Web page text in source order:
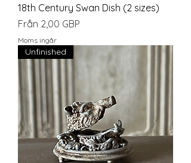
18th Century Swan Dish (2 sizes)
Från 2,00 GBP
Reapris
Moms ingår
Unfinished